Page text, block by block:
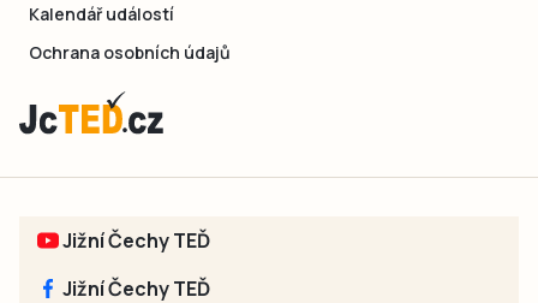
Kalendář událostí
Ochrana osobních údajů
Jižní Čechy TEĎ
Jižní Čechy TEĎ